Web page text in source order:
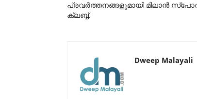
പ്രവർത്തനങ്ങളുമായി മിലാൻ
ക്ലബ്ബ്.
Dweep Malayali